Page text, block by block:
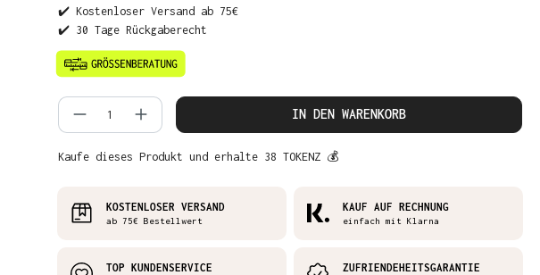
✔️ Kostenloser Versand ab 75€
✔️ 30 Tage Rückgaberecht
Produkt Anzahl: Gib den gewünschten Wert
IN DEN WARENKORB
Kaufe dieses Produkt und erhalte 38 TOKENZ 💰
KOSTENLOSER VERSAND
ab 75€ Bestellwert
KAUF AUF RECHNUNG
einfach mit Klarna
TOP KUNDENSERVICE ZUFRIENDEHEITSGARANTIE